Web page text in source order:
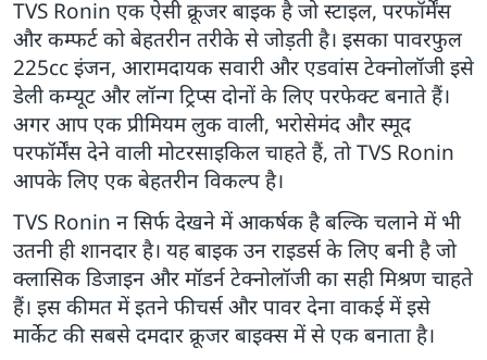
TVS Ronin एक ऐसी क्रूजर बाइक है जो स्टाइल, परफॉर्मेंस
और कम्फर्ट को बेहतरीन तरीके से जोड़ती है। इसका पावरफुल
225cc इंजन, आरामदायक सवारी और एडवांस टेक्नोलॉजी इसे
डेली कम्यूट और लॉन्ग ट्रिप्स दोनों के लिए परफेक्ट बनाते हैं।
अगर आप एक प्रीमियम लुक वाली, भरोसेमंद और स्मूद
परफॉर्मेंस देने वाली मोटरसाइकिल चाहते हैं, तो TVS Ronin
आपके लिए एक बेहतरीन विकल्प है।
TVS Ronin न सिर्फ देखने में आकर्षक है बल्कि चलाने में भी
उतनी ही शानदार है। यह बाइक उन राइडर्स के लिए बनी है जो
क्लासिक डिजाइन और मॉडर्न टेक्नोलॉजी का सही मिश्रण चाहते
हैं। इस कीमत में इतने फीचर्स और पावर देना वाकई में इसे
मार्केट की सबसे दमदार क्रूजर बाइक्स में से एक बनाता है।